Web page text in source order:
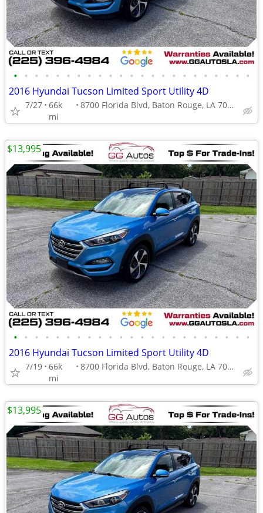
• • • • • • • • • • • • • • • • • • • • • • •
2016 Hyundai Tucson Limited Sport Utility 4D
7/27 66k
mi
8700 Florida Blvd, Baton Rouge, LA 70815
• • • • • • • • • • • • • • • • • • • • • • •
2016 Hyundai Tucson Limited Sport Utility 4D
7/19 66k
mi
8700 Florida Blvd, Baton Rouge, LA 70815
$13,995
$13,995